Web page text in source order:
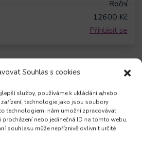
Souhlas s cookies
služby, používáme k ukládání a/nebo
technologie jako jsou soubory
technologiemi nám umožní zpracovávat
procházení nebo jedinečná ID na tomto webu.
souhlasu může nepříznivě ovlivnit určité
Roční
12600 Kč
Přihlásit se
VOLNO
pokročilý